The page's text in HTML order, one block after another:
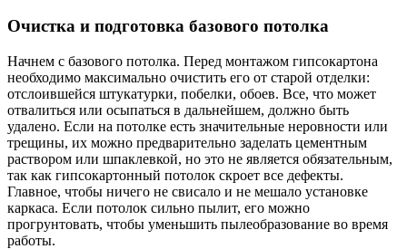
Очистка и подготовка базового потолка
Начнем с базового потолка. Перед монтажом гипсокартона
необходимо максимально очистить его от старой отделки:
отслоившейся штукатурки, побелки, обоев. Все, что может
отвалиться или осыпаться в дальнейшем, должно быть
удалено. Если на потолке есть значительные неровности или
трещины, их можно предварительно заделать цементным
раствором или шпаклевкой, но это не является обязательным,
так как гипсокартонный потолок скроет все дефекты.
Главное, чтобы ничего не свисало и не мешало установке
каркаса. Если потолок сильно пылит, его можно
прогрунтовать, чтобы уменьшить пылеобразование во время
работы.